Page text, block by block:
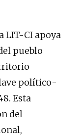
LIT-CI apoya
pueblo
político-
Esta
del